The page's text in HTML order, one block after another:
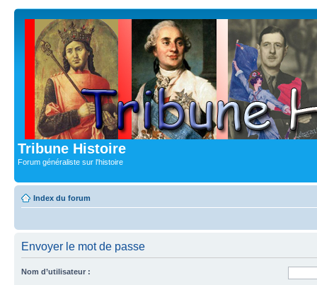
Tribune Histoire
Forum généraliste sur l'histoire
Index du forum
Envoyer le mot de passe
Nom d’utilisateur :